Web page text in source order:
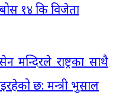
१४ कि विजेता
मन्दिरले राष्ट्रका साथै
छ: मन्त्री भुसाल